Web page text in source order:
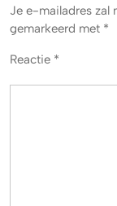
Je e-mailadres zal
gemarkeerd met *
Reactie *